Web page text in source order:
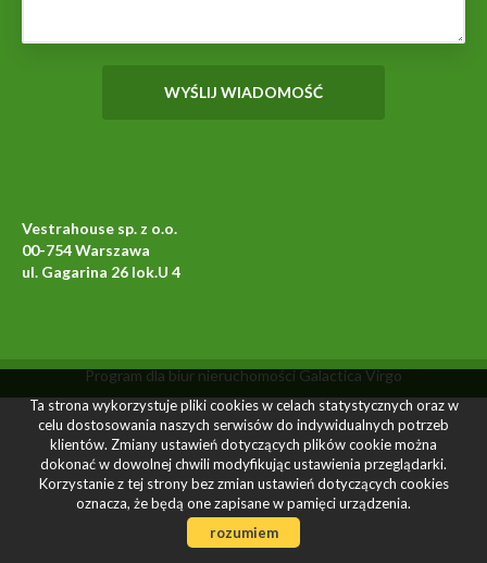
Vestrahouse sp. z o.o.
00-754 Warszawa
ul. Gagarina 26 lok.U 4
Program dla biur nieruchomościGalactica Virgo
Ta strona wykorzystuje pliki cookies w celach statystycznych oraz w
celu dostosowania naszych serwisów do indywidualnych potrzeb
klientów. Zmiany ustawień dotyczących plików cookie można
dokonać w dowolnej chwili modyfikując ustawienia przeglądarki.
Korzystanie z tej strony bez zmian ustawień dotyczących cookies
oznacza, że będą one zapisane w pamięci urządzenia.
rozumiem